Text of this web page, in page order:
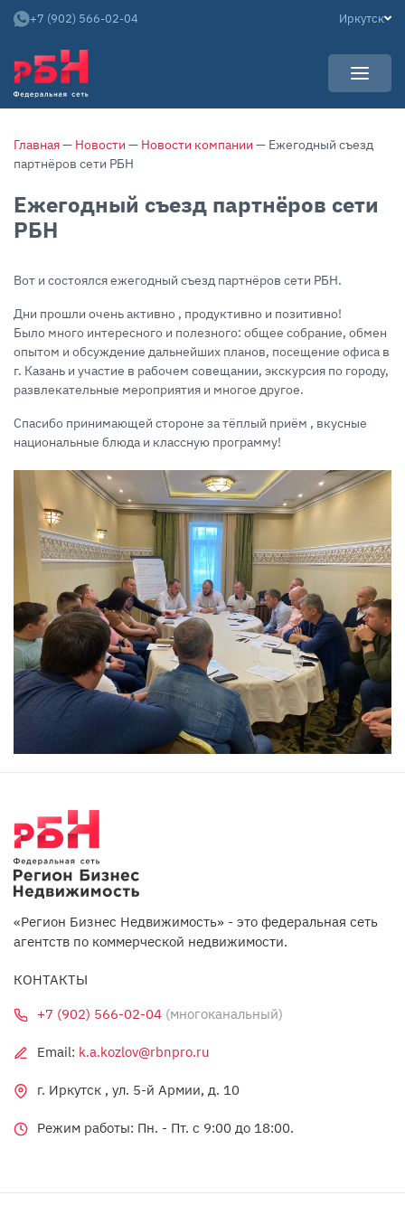
Арендаторам
Собственникам
НОВОСТИ
О КОМПАНИИ
О нас
Команда
Контакты
Отзывы
АРЕНДНЫЙ БИЗНЕС
+7 (902) 566-02-04 Иркутск
Главная— Новости — Новости компании — Ежегодный съезд
партнёров сети РБН
Ежегодный съезд партнёров сети
РБН
Вот и состоялся ежегодный съезд партнёров сети РБН.
Дни прошли очень активно , продуктивно и позитивно!
Было много интересного и полезного: общее собрание, обмен
опытом и обсуждение дальнейших планов, посещение офиса в
г. Казань и участие в рабочем совещании, экскурсия по городу,
развлекательные мероприятия и многое другое.
Спасибо принимающей стороне за тёплый приём , вкусные
национальные блюда и классную программу!
«Регион Бизнес Недвижимость» - это федеральная сеть
агентств по коммерческой недвижимости.
КОНТАКТЫ
+7 (902) 566-02-04 (многоканальный)
Email: k.a.kozlov@rbnpro.ru
г. Иркутск , ул. 5-й Армии, д. 10
Режим работы: Пн. - Пт. c 9:00 до 18:00.